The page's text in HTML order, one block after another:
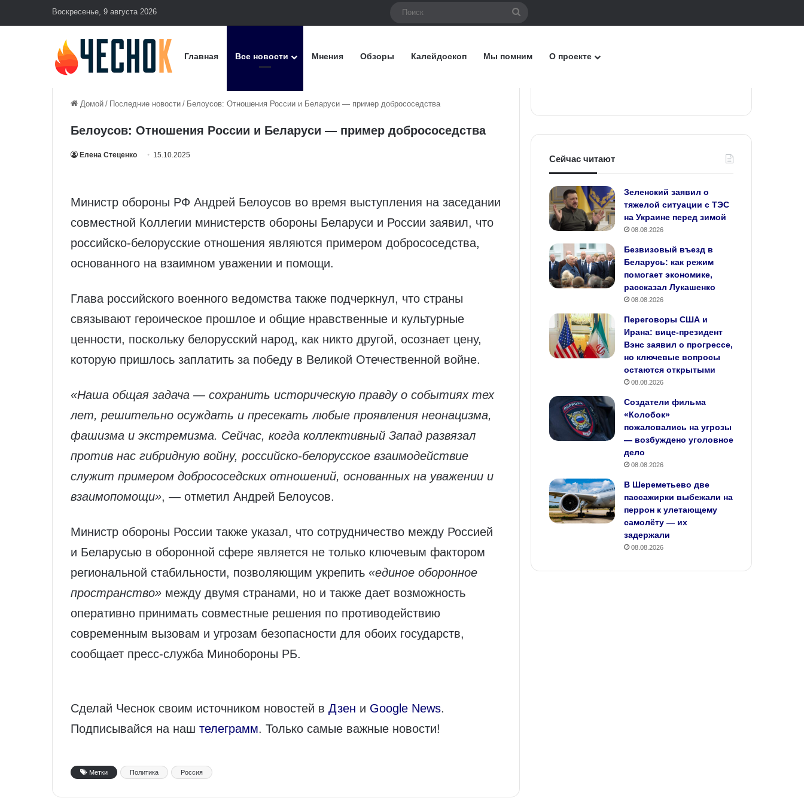
Воскресенье, 9 августа 2026
Главная Все новости Мнения Обзоры Калейдоскоп Мы помним О проекте
Домой / Последние новости / Белоусов: Отношения России и Беларуси — пример добрососедства
Белоусов: Отношения России и Беларуси — пример добрососедства
Елена Стеценко 15.10.2025
Министр обороны РФ Андрей Белоусов во время выступления на заседании
совместной Коллегии министерств обороны Беларуси и России заявил, что
российско-белорусские отношения являются примером добрососедства,
основанного на взаимном уважении и помощи.
Глава российского военного ведомства также подчеркнул, что страны
связывают героическое прошлое и общие нравственные и культурные
ценности, поскольку белорусский народ, как никто другой, осознает цену,
которую пришлось заплатить за победу в Великой Отечественной войне.
«Наша общая задача — сохранить историческую правду о событиях тех
лет, решительно осуждать и пресекать любые проявления неонацизма,
фашизма и экстремизма. Сейчас, когда коллективный Запад развязал
против нас гибридную войну, российско-белорусское взаимодействие
служит примером добрососедских отношений, основанных на уважении и
взаимопомощи», — отметил Андрей Белоусов.
Министр обороны России также указал, что сотрудничество между Россией
и Беларусью в оборонной сфере является не только ключевым фактором
региональной стабильности, позволяющим укрепить «единое оборонное
пространство» между двумя странами, но и также дает возможность
оперативно принимать совместные решения по противодействию
современным вызовам и угрозам безопасности для обоих государств,
сообщает пресс-служба Минобороны РБ.
Сделай Чеснок своим источником новостей в Дзен и Google News.
Подписывайся на наш телеграмм. Только самые важные новости!
Метки Политика Россия
Сейчас читают
Зеленский заявил о
тяжелой ситуации с ТЭС
на Украине перед зимой
08.08.2026
Безвизовый въезд в
Беларусь: как режим
помогает экономике,
рассказал Лукашенко
08.08.2026
Переговоры США и
Ирана: вице‑президент
Вэнс заявил о прогрессе,
но ключевые вопросы
остаются открытыми
08.08.2026
Создатели фильма
«Колобок»
пожаловались на угрозы
— возбуждено уголовное
дело
08.08.2026
В Шереметьево две
пассажирки выбежали на
перрон к улетающему
самолёту — их
задержали
08.08.2026